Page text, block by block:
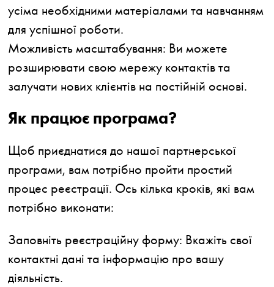
усіма необхідними матеріалами та навчанням
для успішної роботи.
Можливість масштабування: Ви можете
розширювати свою мережу контактів та
залучати нових клієнтів на постійній основі.
Як працює програма?
Щоб приєднатися до нашої партнерської
програми, вам потрібно пройти простий
процес реєстрації. Ось кілька кроків, які вам
потрібно виконати:
Заповніть реєстраційну форму: Вкажіть свої
контактні дані та інформацію про вашу
діяльність.